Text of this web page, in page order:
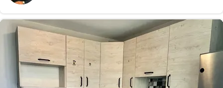
повністю обладнані та мебльовані для комфортного проживання. Є
велике двоспальне ліжко, розкладний диван, кілька шаф та місце ще
для одного ліжка. Також є телевізор, холодильник, мікрохвильовка та
пральна машина. Підключено швидкісний інтернет, Wi-Fi, кабельне та
цифрове...